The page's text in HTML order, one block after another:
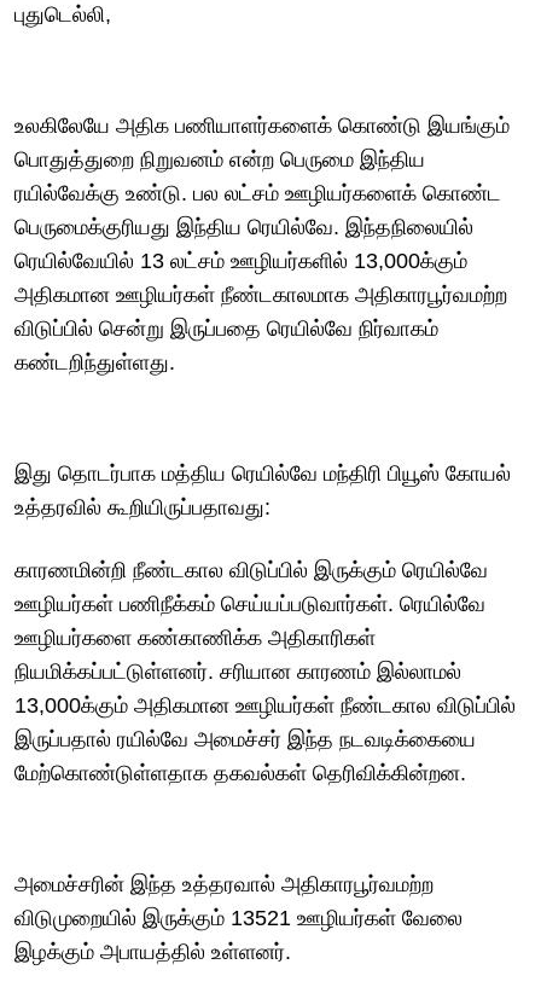
புதுடெல்லி,
உலகிலேயே அதிக பணியாளர்களைக் கொண்டு இயங்கும்
பொதுத்துறை நிறுவனம் என்ற பெருமை இந்திய
ரயில்வேக்கு உண்டு. பல லட்சம் ஊழியர்களைக் கொண்ட
பெருமைக்குரியது இந்திய ரெயில்வே. இந்தநிலையில்
ரெயில்வேயில் 13 லட்சம் ஊழியர்களில் 13,000க்கும்
அதிகமான ஊழியர்கள் நீண்டகாலமாக அதிகாரபூர்வமற்ற
விடுப்பில் சென்று இருப்பதை ரெயில்வே நிர்வாகம்
கண்டறிந்துள்ளது.
இது தொடர்பாக மத்திய ரெயில்வே மந்திரி பியூஸ் கோயல்
உத்தரவில் கூறியிருப்பதாவது:
காரணமின்றி நீண்டகால விடுப்பில் இருக்கும் ரெயில்வே
ஊழியர்கள் பணிநீக்கம் செய்யப்படுவார்கள். ரெயில்வே
ஊழியர்களை கண்காணிக்க அதிகாரிகள்
நியமிக்கப்பட்டுள்ளனர். சரியான காரணம் இல்லாமல்
13,000க்கும் அதிகமான ஊழியர்கள் நீண்டகால விடுப்பில்
இருப்பதால் ரயில்வே அமைச்சர் இந்த நடவடிக்கையை
மேற்கொண்டுள்ளதாக தகவல்கள் தெரிவிக்கின்றன.
அமைச்சரின் இந்த உத்தரவால் அதிகாரபூர்வமற்ற
விடுமுறையில் இருக்கும் 13521 ஊழியர்கள் வேலை
இழக்கும் அபாயத்தில் உள்ளனர்.